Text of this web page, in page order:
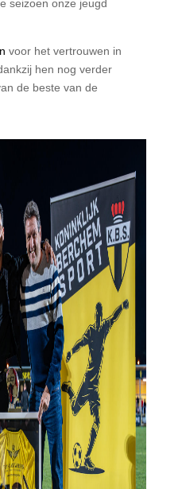
seizoen onze jeugd
voor het vertrouwen in
hen nog verder
de beste van de